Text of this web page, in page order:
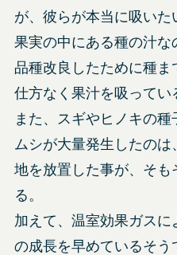
が、彼らが本当に吸いた
果実の中にある種の汁な
品種改良したために種ま
仕方なく果汁を吸ってい
また、スギやヒノキの
ムシが大量発生したの
地を放置した事が、そ
る。
加えて、温室効果ガスに
の成長を早めているそ